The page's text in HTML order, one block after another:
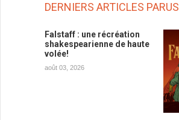
DERNIERS ARTICLES PARUS
Falstaff : une récréation
shakespearienne de haute
volée!
août 03, 2026